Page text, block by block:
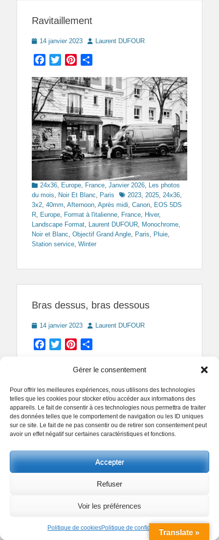
Gérer le consentement
Pour offrir les meilleures expériences, nous utilisons des technologies
telles que les cookies pour stocker et/ou accéder aux informations des
appareils. Le fait de consentir à ces technologies nous permettra de traiter
des données telles que le comportement de navigation ou les ID uniques
sur ce site. Le fait de ne pas consentir ou de retirer son consentement peut
avoir un effet négatif sur certaines caractéristiques et fonctions.
Accepter
Refuser
Voir les préférences
Politique de cookiesPolitique de confidentialité
Ravitaillement
Posted
14 janvier 2023 AuthorLaurent DUFOUR
Facebook
TwitterPinterest
Categories
24x36, Europe, France, Janvier 2026, Les photos
du mois, Noir Et Blanc, Paris Tags2023, 2025, 24x36,
3x2, 40mm, Afternoon, Après midi, Canon, EOS 5DS
R, Europe, Format à l'italienne, France, Hiver,
Landscape Format, Laurent DUFOUR, Monochrome,
Noir et Blanc, Objectif Grand Angle, Paris, Pluie,
Station service, Winter
Bras dessus, bras dessous
Posted
14 janvier 2023 AuthorLaurent DUFOUR
Facebook
TwitterPinterest
Translate »